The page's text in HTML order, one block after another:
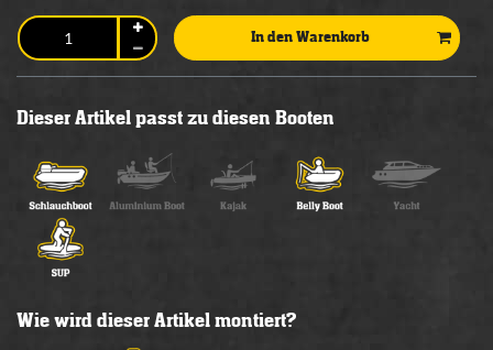
In den Warenkorb
Dieser Artikel passt zu diesen Booten
Wie wird dieser Artikel montiert?